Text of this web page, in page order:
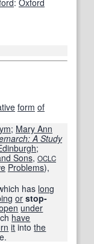
: Oxford
form of
; Mary Ann
A Study
;
Sons, OCLC
Problems),
has long
or stop-
under
have
it intothe